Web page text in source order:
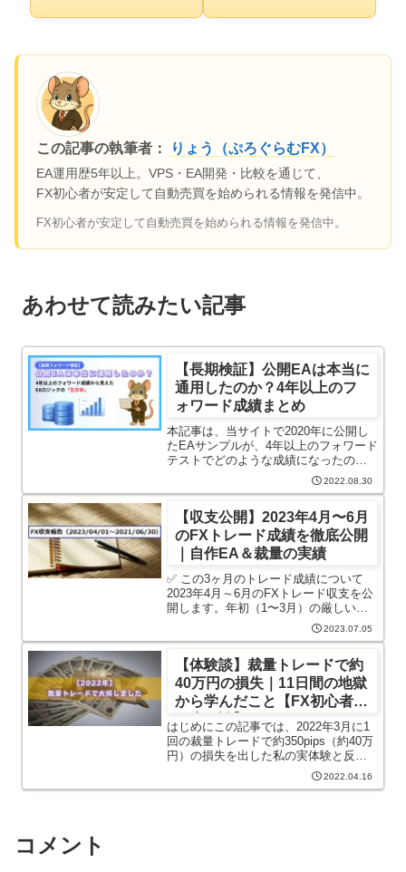
この記事の執筆者： りょう（ぷろぐらむFX）
EA運用歴5年以上。VPS・EA開発・比較を通じて、
FX初心者が安定して自動売買を始められる情報を発信中。
FX初心者が安定して自動売買を始められる情報を発信中。
あわせて読みたい記事
【長期検証】公開EAは本当に
通用したのか？4年以上のフ
ォワード成績まとめ
本記事は、当サイトで2020年に公開し
たEAサンプルが、4年以上のフォワード
テストでどのような成績になったのか
を検証した記録です。最新のEAランキ
ングや、これから運用を始める方向け
のおすすめEAについては、別記事にて
まとめています。当ブログ...
2022.08.30
【収支公開】2023年4月〜6月
のFXトレード成績を徹底公開
｜自作EA＆裁量の実績
✅ この3ヶ月のトレード成績について
2023年4月～6月のFXトレード収支を公
開します。年初（1〜3月）の厳しい状
況から一転し、今期は自作EAと裁量ト
レードの両方でしっかりと利益を出す
ことができました。使用しているFX口
座は以下の2つです：...
2023.07.05
【体験談】裁量トレードで約
40万円の損失｜11日間の地獄
から学んだこと【FX初心者向
け失敗談】
はじめにこの記事では、2022年3月に1
回の裁量トレードで約350pips（約40万
円）の損失を出した私の実体験と反省
をお届けします。なぜ損切りが遅れた
のか、どんな心理状態だったのか。そ
2022.04.16
コメント